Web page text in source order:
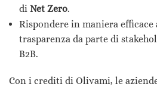
di Net Zero.
Rispondere in maniera
trasparenza da parte di
B2B.
Con i crediti di Olivami, le